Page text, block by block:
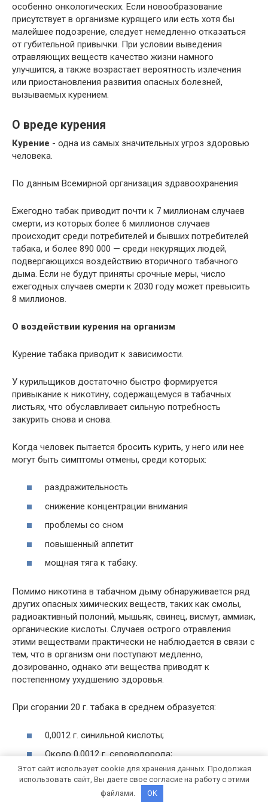
особенно онкологических. Если новообразование
присутствует в организме курящего или есть хотя бы
малейшее подозрение, следует немедленно отказаться
от губительной привычки. При условии выведения
отравляющих веществ качество жизни намного
улучшится, а также возрастает вероятность излечения
или приостановления развития опасных болезней,
вызываемых курением.
О вреде курения
Курение - одна из самых значительных угроз здоровью
человека.
По данным Всемирной организация здравоохранения
Ежегодно табак приводит почти к 7 миллионам случаев
смерти, из которых более 6 миллионов случаев
происходит среди потребителей и бывших потребителей
табака, и более 890 000 — среди некурящих людей,
подвергающихся воздействию вторичного табачного
дыма. Если не будут приняты срочные меры, число
ежегодных случаев смерти к 2030 году может превысить
8 миллионов.
О воздействии курения на организм
Курение табака приводит к зависимости.
У курильщиков достаточно быстро формируется
привыкание к никотину, содержащемуся в табачных
листьях, что обуславливает сильную потребность
закурить снова и снова.
Когда человек пытается бросить курить, у него или нее
могут быть симптомы отмены, среди которых:
раздражительность
снижение концентрации внимания
проблемы со сном
повышенный аппетит
мощная тяга к табаку.
Помимо никотина в табачном дыму обнаруживается ряд
других опасных химических веществ, таких как смолы,
радиоактивный полоний, мышьяк, свинец, висмут, аммиак,
органические кислоты. Случаев острого отравления
этими веществами практически не наблюдается в связи с
тем, что в организм они поступают медленно,
дозированно, однако эти вещества приводят к
постепенному ухудшению здоровья.
При сгорании 20 г. табака в среднем образуется:
0,0012 г. синильной кислоты;
Около 0,0012 г. сероводорода;
0,22 г. пиридиновых оснований;
0,18 г. никотина;
Этот сайт использует cookie для хранения данных. Продолжая
использовать сайт, Вы даете свое согласие на работу с этими
файлами.
OK